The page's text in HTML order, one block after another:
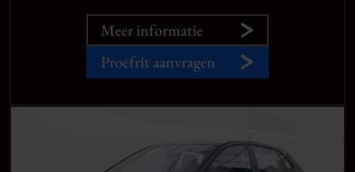
Meer informatie
Proefrit aanvragen